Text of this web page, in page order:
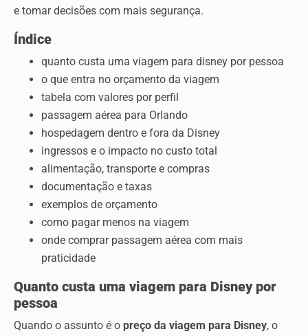
e tomar decisões com mais segurança.
Índice
quanto custa uma viagem para disney por pessoa
o que entra no orçamento da viagem
tabela com valores por perfil
passagem aérea para Orlando
hospedagem dentro e fora da Disney
ingressos e o impacto no custo total
alimentação, transporte e compras
documentação e taxas
exemplos de orçamento
como pagar menos na viagem
onde comprar passagem aérea com mais
praticidade
Quanto custa uma viagem para Disney por
pessoa
Quando o assunto é o preço da viagem para Disney, o